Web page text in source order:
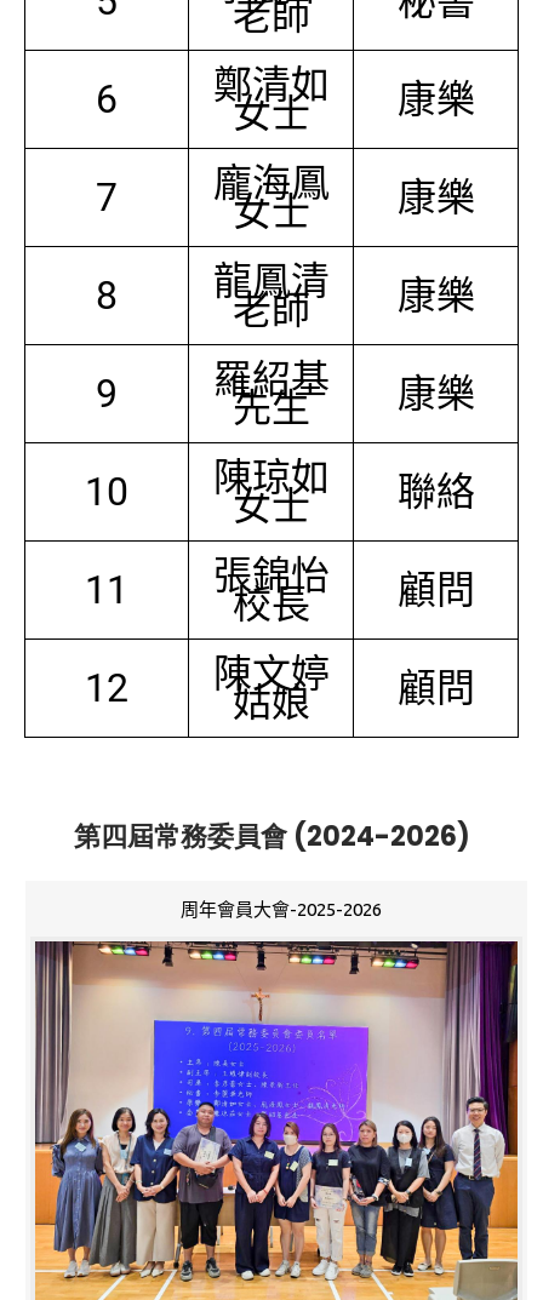
老師
6 鄭清如
女士 康樂
7 龐海鳳
女士 康樂
8 龍鳳清
老師 康樂
9 羅紹基
先生 康樂
10 陳琼如
女士 聯絡
11 張錦怡
校長 顧問
12 陳文婷
姑娘 顧問
第四屆常務委員會 (2024-2026)
周年會員大會-2025-2026